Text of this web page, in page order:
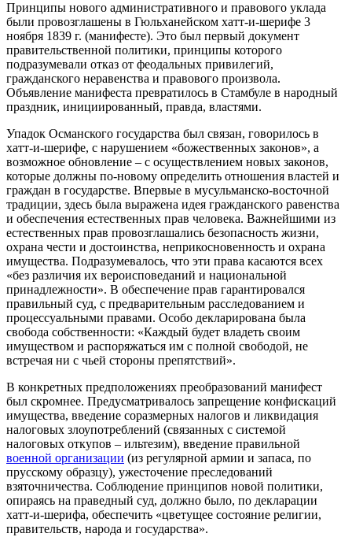
Принципы нового административного и правового уклада
были провозглашены в Гюльханейском хатт-и-шерифе 3
ноября 1839 г. (манифесте). Это был первый документ
правительственной политики, принципы которого
подразумевали отказ от феодальных привилегий,
гражданского неравенства и правового произвола.
Объявление манифеста превратилось в Стамбуле в народный
праздник, инициированный, правда, властями.
Упадок Османского государства был связан, говорилось в
хатт-и-шерифе, с нарушением «божественных законов», а
возможное обновление – с осуществлением новых законов,
которые должны по-новому определить отношения властей и
граждан в государстве. Впервые в мусульманско-восточной
традиции, здесь была выражена идея гражданского равенства
и обеспечения естественных прав человека. Важнейшими из
естественных прав провозглашались безопасность жизни,
охрана чести и достоинства, неприкосновенность и охрана
имущества. Подразумевалось, что эти права касаются всех
«без различия их вероисповеданий и национальной
принадлежности». В обеспечение прав гарантировался
правильный суд, с предварительным расследованием и
процессуальными правами. Особо декларирована была
свобода собственности: «Каждый будет владеть своим
имуществом и распоряжаться им с полной свободой, не
встречая ни с чьей стороны препятствий».
В конкретных предположениях преобразований манифест
был скромнее. Предусматривалось запрещение конфискаций
имущества, введение соразмерных налогов и ликвидация
налоговых злоупотреблений (связанных с системой
налоговых откупов – ильтезим), введение правильной
военной организации (из регулярной армии и запаса, по
прусскому образцу), ужесточение преследований
взяточничества. Соблюдение принципов новой политики,
опираясь на праведный суд, должно было, по декларации
хатт-и-шерифа, обеспечить «цветущее состояние религии,
правительств, народа и государства».